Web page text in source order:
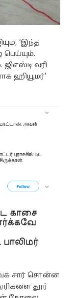
‘இந்த
பெய்யும்.
வரி
ஹியூமர்’
சார் சொன்ன
தூர்